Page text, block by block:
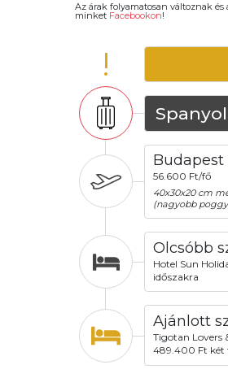
Az árak folyamatosan változnak
minket Facebookon!
!
56.600 Ft/fő
40x30x20 cm
(nagyobb
Olcsóbb
Hotel Sun
időszakra
Ajánlott
Tigotan Lovers
489.400 Ft két